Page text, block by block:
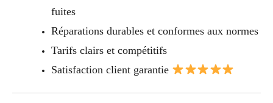
fuites
Réparations durables et conformes aux normes
Tarifs clairs et compétitifs
Satisfaction client garantie